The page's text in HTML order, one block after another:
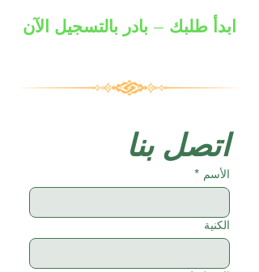
ابدأ طلبك – بادر بالتسجيل الآن
اتصل بنا
الأسم *
الكنية